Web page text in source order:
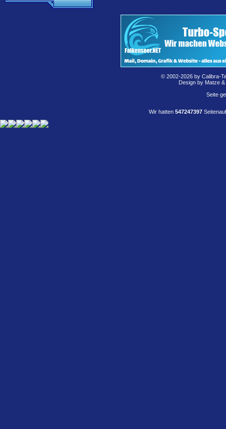
© 2002-2026 by Calibra-
Design by Matze
Seite
Wir hatten 547247397